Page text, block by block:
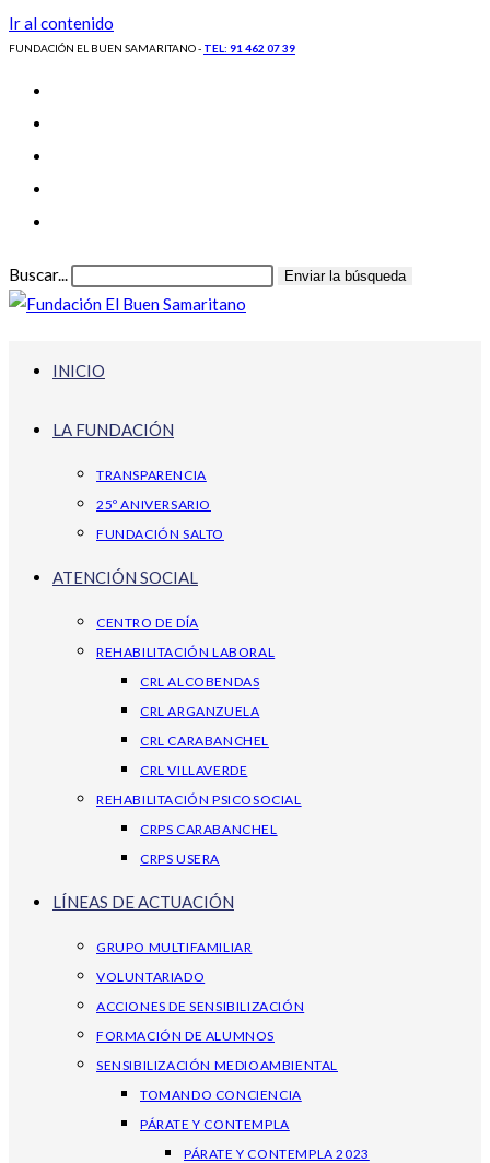
Ir al contenido
FUNDACIÓN EL BUEN SAMARITANO - TEL: 91 462 07 39
Buscar... Enviar la búsqueda
INICIO
LA FUNDACIÓN
TRANSPARENCIA
25º ANIVERSARIO
FUNDACIÓN SALTO
ATENCIÓN SOCIAL
CENTRO DE DÍA
REHABILITACIÓN LABORAL
CRL ALCOBENDAS
CRL ARGANZUELA
CRL CARABANCHEL
CRL VILLAVERDE
REHABILITACIÓN PSICOSOCIAL
CRPS CARABANCHEL
CRPS USERA
LÍNEAS DE ACTUACIÓN
GRUPO MULTIFAMILIAR
VOLUNTARIADO
ACCIONES DE SENSIBILIZACIÓN
FORMACIÓN DE ALUMNOS
SENSIBILIZACIÓN MEDIOAMBIENTAL
TOMANDO CONCIENCIA
PÁRATE Y CONTEMPLA
PÁRATE Y CONTEMPLA 2023